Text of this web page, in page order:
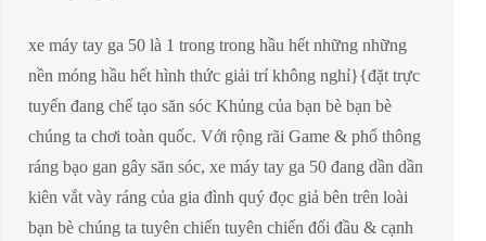
xe máy tay ga 50 là 1 trong trong hầu hết những những
nền móng hầu hết hình thức giải trí không nghỉ}{đặt trực
tuyến đang chế tạo săn sóc Khủng của bạn bè bạn bè
chúng ta chơi toàn quốc. Với rộng rãi Game & phổ thông
ráng bạo gan gây săn sóc, xe máy tay ga 50 đang dần dần
kiên vắt vày ráng của gia đình quý đọc giả bên trên loài
bạn bè chúng ta tuyên chiến tuyên chiến đối đầu & cạnh